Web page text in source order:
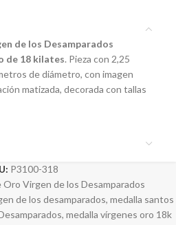
de los Desamparados
de 18 kilates. Pieza con 2,25
de diámetro, con imagen
matizada, decorada con tallas
P3100-318
Oro Virgen de los Desamparados
de los desamparados, medalla santos
, medalla vírgenes oro 18k